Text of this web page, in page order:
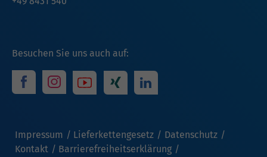
Besuchen Sie uns auch auf:
Impressum Lieferkettengesetz
Datenschutz
Kontakt
Barrierefreiheitserklärung